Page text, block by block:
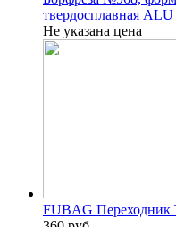
твердосплавная
Не указана цена
FUBAG